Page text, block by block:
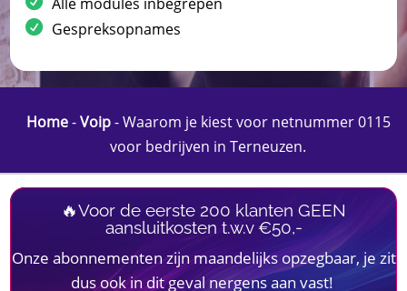
Gespreksopnames
Home-Voip-Waarom je kiest voor netnummer 0115
voor bedrijven in Terneuzen.​
🔥Voor de eerste 200 klanten GEEN
aansluitkosten t.w.v €50,-
Onze abonnementen zijn maandelijks opzegbaar, je zit
dus ook in dit geval nergens aan vast!